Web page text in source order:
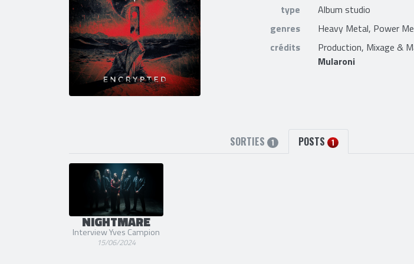
type
Album studio
genres
Heavy Metal, Power
crédits
Production, Mixage &
Mularoni
SORTIES 1 POSTS 1
NIGHTMARE
Interview Yves Campion
15/06/2024